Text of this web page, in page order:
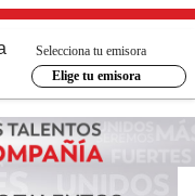
Selecciona tu emisora
Elige tu emisora